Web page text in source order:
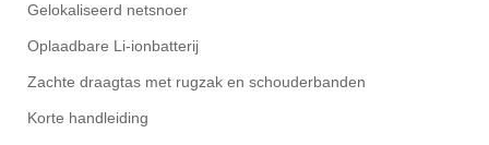
Gelokaliseerd netsnoer
Oplaadbare Li-ionbatterij
Zachte draagtas met rugzak en schouderbanden
Korte handleiding